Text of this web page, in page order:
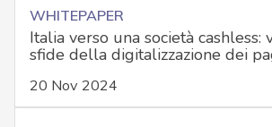
WHITEPAPER
Italia verso una società cashless:
sfide della digitalizzazione dei
20 Nov 2024